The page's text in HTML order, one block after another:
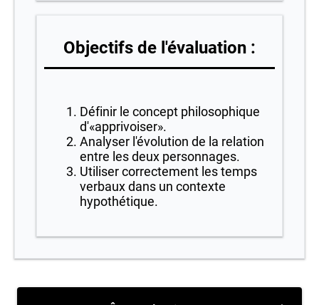
Objectifs de l'évaluation :
Définir le concept philosophique
d'«apprivoiser».
Analyser l'évolution de la relation
entre les deux personnages.
Utiliser correctement les temps
verbaux dans un contexte
hypothétique.